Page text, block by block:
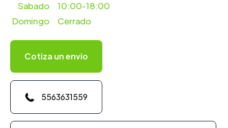
Sabado
10:00-18:00
Domingo
Cerrado
Cotiza un envio
5563631559